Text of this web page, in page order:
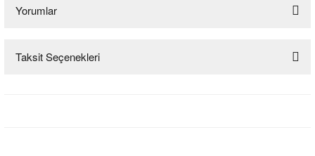
Yorumlar
Bu ürüne ilk yorumu siz yapın!
Taksit Seçenekleri